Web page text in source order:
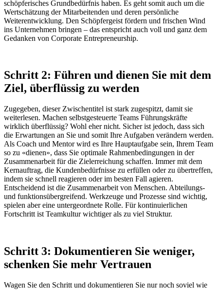
schöpferisches Grundbedürfnis haben. Es geht somit auch um die
Wertschätzung der Mitarbeitenden und deren persönliche
Weiterentwicklung. Den Schöpfergeist fördern und frischen Wind
ins Unternehmen bringen – das entspricht auch voll und ganz dem
Gedanken von Corporate Entrepreneurship.
Schritt 2: Führen und dienen Sie mit dem
Ziel, überflüssig zu werden
Zugegeben, dieser Zwischentitel ist stark zugespitzt, damit sie
weiterlesen. Machen selbstgesteuerte Teams Führungskräfte
wirklich überflüssig? Wohl eher nicht. Sicher ist jedoch, dass sich
die Erwartungen an Sie und somit Ihre Aufgaben verändern werden.
Als Coach und Mentor wird es Ihre Hauptaufgabe sein, Ihrem Team
so zu «dienen», dass Sie optimale Rahmenbedingungen in der
Zusammenarbeit für die Zielerreichung schaffen. Immer mit dem
Kernauftrag, die Kundenbedürfnisse zu erfüllen oder zu übertreffen,
indem sie schnell reagieren oder im besten Fall agieren.
Entscheidend ist die Zusammenarbeit von Menschen. Abteilungs-
und funktionsübergreifend. Werkzeuge und Prozesse sind wichtig,
spielen aber eine untergeordnete Rolle. Für kontinuierlichen
Fortschritt ist Teamkultur wichtiger als zu viel Struktur.
Schritt 3: Dokumentieren Sie weniger,
schenken Sie mehr Vertrauen
Wagen Sie den Schritt und dokumentieren Sie nur noch soviel wie